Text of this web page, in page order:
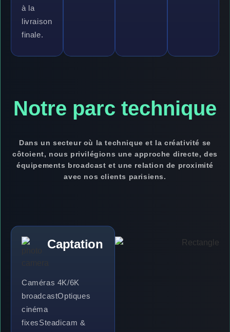
à la
livraison
finale.
Notre parc technique
Dans un secteur où la technique et la créativité se
côtoient, nous privilégions une approche directe, des
équipements broadcast et une relation de proximité
avec nos clients parisiens.
Captation
Caméras 4K/6K
broadcastOptiques
cinéma
fixesSteadicam &